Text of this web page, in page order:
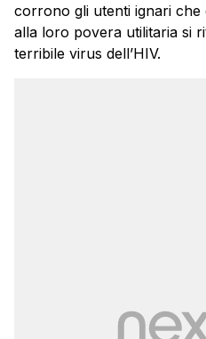
corrono gli utenti ignari
alla loro povera utilitaria si
terribile virus dell’HIV.